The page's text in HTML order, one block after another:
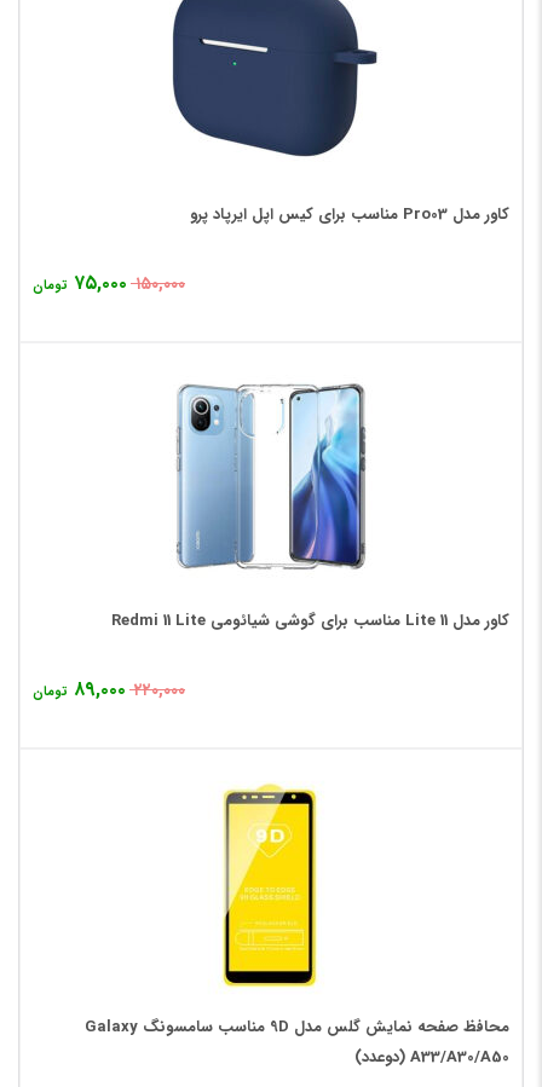
کاور مدل Pro03 مناسب برای کیس اپل ایرپاد پرو
۱۵۰,۰۰۰ ۷۵,۰۰۰ تومان
کاور مدل 11 Lite مناسب برای گوشی شیائومی Redmi 11 Lite
۲۲۰,۰۰۰ ۸۹,۰۰۰ تومان
محافظ صفحه نمایش گلس مدل 9D مناسب سامسونگ Galaxy
A33/A30/A50 (دوعدد)